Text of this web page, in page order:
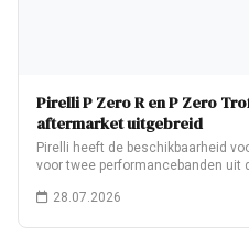
Pirelli P Zero R en P Zero
aftermarket uitgebreid
Pirelli heeft de beschikbaarheid
voor twee performancebanden uit
28.07.2026